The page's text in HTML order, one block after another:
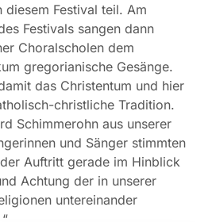
diesem Festival teil. Am
Festivals sangen dann
Choralscholen dem
gregorianische Gesänge.
das Christentum und hier
christliche Tradition.
Schimmerohn aus unserer
und Sänger stimmten
Auftritt gerade im Hinblick
Achtung der in unserer
untereinander